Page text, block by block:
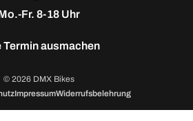
Fr. 8-18 Uhr
Termin ausmachen
© 2026 DMX Bikes
ImpressumWiderrufsbelehrung